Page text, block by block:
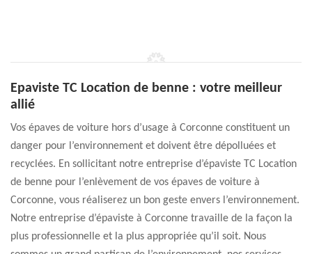
Epaviste TC Location de benne : votre meilleur
allié
Vos épaves de voiture hors d’usage à Corconne constituent un
danger pour l’environnement et doivent être dépolluées et
recyclées. En sollicitant notre entreprise d’épaviste TC Location
de benne pour l’enlèvement de vos épaves de voiture à
Corconne, vous réaliserez un bon geste envers l’environnement.
Notre entreprise d’épaviste à Corconne travaille de la façon la
plus professionnelle et la plus appropriée qu’il soit. Nous